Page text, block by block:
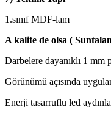
1.sınıf MDF-lam
A kalite de olsa (
Darbelere dayanıklı 1 mm
Görünümü açısında
Enerji tasarruflu led